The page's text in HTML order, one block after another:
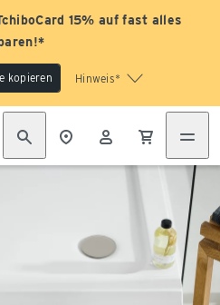
15% auf fast alles
kopieren Hinweis*